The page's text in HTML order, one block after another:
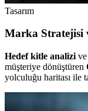
Tasarım
Marka Stratejisi
Hedef kitle analizi
müşteriye dönüştüren
yolculuğu haritası ile